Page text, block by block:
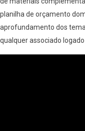
planilha de orçamento
aprofundamento dos
qualquer associado logado